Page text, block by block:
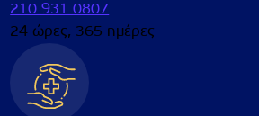
210 931 0807
24 ώρες, 365 ημέρες